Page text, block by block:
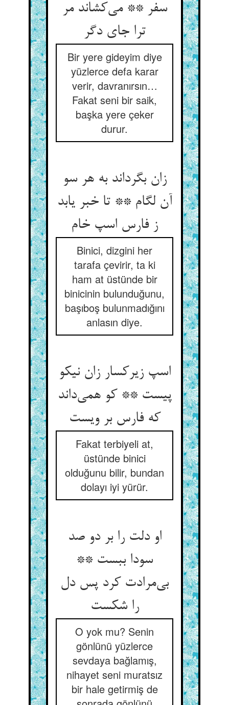
سفر ** می‌کشاند مر
ترا جای دگر
Bir yere gideyim diye
yüzlerce defa karar
verir, davranırsın…
Fakat seni bir saik,
başka yere çeker
durur.
زان بگرداند به هر سو
آن لگام ** تا خبر یابد
ز فارس اسپ خام
Binici, dizgini her
tarafa çevirir, ta ki
ham at üstünde bir
binicinin bulunduğunu,
başıboş bulunmadığını
anlasın diye.
اسپ زیرکسار زان نیکو
پیست ** کو همی‌داند
که فارس بر ویست
Fakat terbiyeli at,
üstünde binici
olduğunu bilir, bundan
dolayı iyi yürür.
او دلت را بر دو صد
سودا ببست **
بی‌مرادت کرد پس دل
را شکست
O yok mu? Senin
gönlünü yüzlerce
sevdaya bağlamış,
nihayet seni muratsız
bir hale getirmiş de